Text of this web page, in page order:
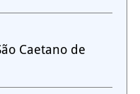
Caetano de